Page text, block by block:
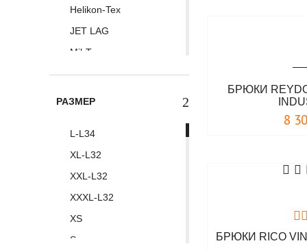
Helikon-Tex
JET LAG
Mil-Tec
Surplus
Universal Soldier
Vintage Industries
Белояр
Armed Forces
Doberman's Aggressive
РАЗМЕР
L-L34
XL-L32
XXL-L32
XXXL-L32
XS
S
БРЮКИ
8
БРЮКИ RICO